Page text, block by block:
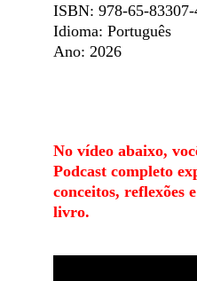
ISBN: 978-65-
Idioma: Português
Ano: 2026
No vídeo abaixo,
Podcast completo
conceitos, reflexões
livro.